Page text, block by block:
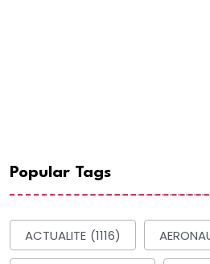
Popular Tags
ACTUALITE (1116)